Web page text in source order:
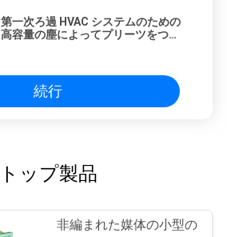
第一次ろ過 HVAC システムのための
高容量の塵によってプリーツをつけ
続行
トップ製品
非編まれた媒体の小型の